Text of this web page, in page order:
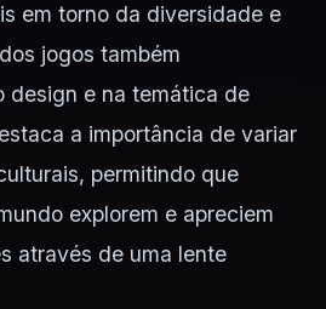
em torno da diversidade e
jogos também
design e na temática de
a importância de variar
permitindo que
explorem e apreciem
através de uma lente